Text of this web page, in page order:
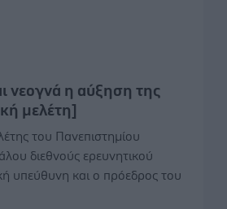
νεογνά η αύξηση της
μελέτη]
του Πανεπιστημίου
διεθνούς ερευνητικού
υπεύθυνη και ο πρόεδρος του